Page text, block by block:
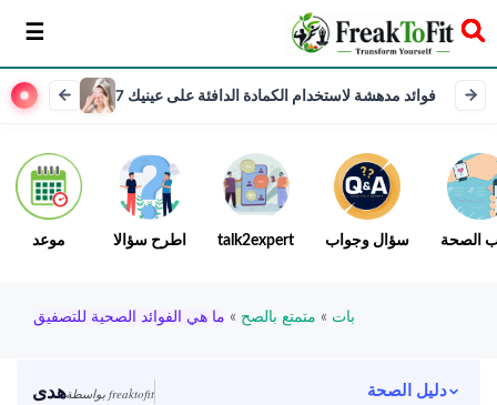
سخر
7 فوائد مدهشة لاستخدام الكمادة الدافئة على عينيك
موعد اطرح سؤالا talk2expert سؤال وجواب الصحة
بات » متمتع بالصح » ما هي الفوائد الصحية للتصفيق
هدى بواسطة freaktofit دليل الصحة